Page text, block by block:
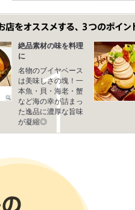
絶品素材の味を料理
に
名物のブイヤベース
は美味しさの塊！一
本魚・貝・海老・蟹
など海の幸が詰まっ
た逸品に濃厚な旨味
が凝縮◎